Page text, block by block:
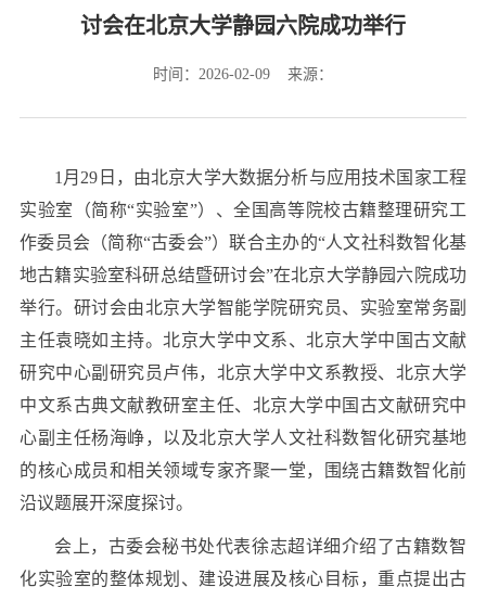
讨会在北京大学静园六院成功举行
时间：2026-02-09 来源：
1月29日，由北京大学大数据分析与应用技术国家工程
实验室（简称“实验室”）、全国高等院校古籍整理研究工
作委员会（简称“古委会”）联合主办的“人文社科数智化基
地古籍实验室科研总结暨研讨会”在北京大学静园六院成功
举行。研讨会由北京大学智能学院研究员、实验室常务副
主任袁晓如主持。北京大学中文系、北京大学中国古文献
研究中心副研究员卢伟，北京大学中文系教授、北京大学
中文系古典文献教研室主任、北京大学中国古文献研究中
心副主任杨海峥，以及北京大学人文社科数智化研究基地
的核心成员和相关领域专家齐聚一堂，围绕古籍数智化前
沿议题展开深度探讨。
会上，古委会秘书处代表徐志超详细介绍了古籍数智
化实验室的整体规划、建设进展及核心目标，重点提出古